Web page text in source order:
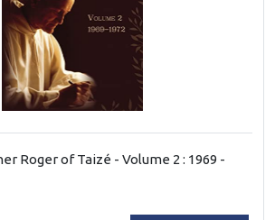
Roger of Taizé - Volume 2 : 1969 -